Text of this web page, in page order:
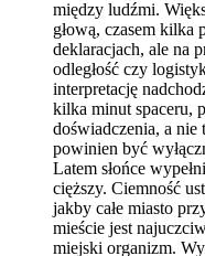
między ludźmi.
głową, czasem kilka
deklaracjach, ale na
odległość czy
interpretację
kilka minut spaceru,
doświadczenia, a nie
powinien być
Latem słońce
cięższy. Ciemność
jakby całe miasto
mieście jest
miejski organizm.